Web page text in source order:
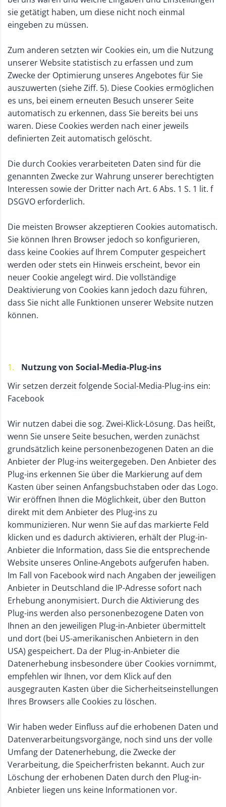
sie getätigt haben, um diese nicht noch einmal
eingeben zu müssen.
Zum anderen setzten wir Cookies ein, um die Nutzung
unserer Website statistisch zu erfassen und zum
Zwecke der Optimierung unseres Angebotes für Sie
auszuwerten (siehe Ziff. 5). Diese Cookies ermöglichen
es uns, bei einem erneuten Besuch unserer Seite
automatisch zu erkennen, dass Sie bereits bei uns
waren. Diese Cookies werden nach einer jeweils
definierten Zeit automatisch gelöscht.
Die durch Cookies verarbeiteten Daten sind für die
genannten Zwecke zur Wahrung unserer berechtigten
Interessen sowie der Dritter nach Art. 6 Abs. 1 S. 1 lit. f
DSGVO erforderlich.
Die meisten Browser akzeptieren Cookies automatisch.
Sie können Ihren Browser jedoch so konfigurieren,
dass keine Cookies auf Ihrem Computer gespeichert
werden oder stets ein Hinweis erscheint, bevor ein
neuer Cookie angelegt wird. Die vollständige
Deaktivierung von Cookies kann jedoch dazu führen,
dass Sie nicht alle Funktionen unserer Website nutzen
können.
Nutzung von Social-Media-Plug-ins
Wir setzen derzeit folgende Social-Media-Plug-ins ein:
Facebook
Wir nutzen dabei die sog. Zwei-Klick-Lösung. Das heißt,
wenn Sie unsere Seite besuchen, werden zunächst
grundsätzlich keine personenbezogenen Daten an die
Anbieter der Plug-ins weitergegeben. Den Anbieter des
Plug-ins erkennen Sie über die Markierung auf dem
Kasten über seinen Anfangsbuchstaben oder das Logo.
Wir eröffnen Ihnen die Möglichkeit, über den Button
direkt mit dem Anbieter des Plug-ins zu
kommunizieren. Nur wenn Sie auf das markierte Feld
klicken und es dadurch aktivieren, erhält der Plug-in-
Anbieter die Information, dass Sie die entsprechende
Website unseres Online-Angebots aufgerufen haben.
Im Fall von Facebook wird nach Angaben der jeweiligen
Anbieter in Deutschland die IP-Adresse sofort nach
Erhebung anonymisiert. Durch die Aktivierung des
Plug-ins werden also personenbezogene Daten von
Ihnen an den jeweiligen Plug-in-Anbieter übermittelt
und dort (bei US-amerikanischen Anbietern in den
USA) gespeichert. Da der Plug-in-Anbieter die
Datenerhebung insbesondere über Cookies vornimmt,
empfehlen wir Ihnen, vor dem Klick auf den
ausgegrauten Kasten über die Sicherheitseinstellungen
Ihres Browsers alle Cookies zu löschen.
Wir haben weder Einfluss auf die erhobenen Daten und
Datenverarbeitungsvorgänge, noch sind uns der volle
Umfang der Datenerhebung, die Zwecke der
Verarbeitung, die Speicherfristen bekannt. Auch zur
Löschung der erhobenen Daten durch den Plug-in-
Anbieter liegen uns keine Informationen vor.